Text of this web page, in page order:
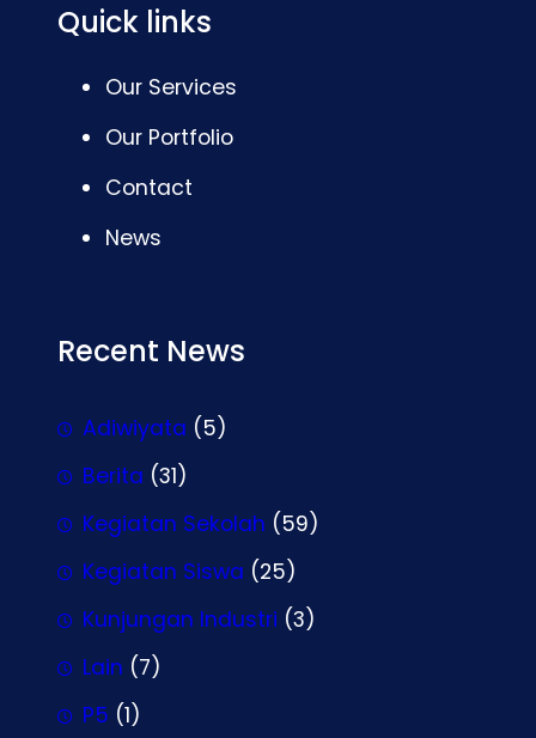
Quick links
Our Services
Our Portfolio
Contact
News
Recent News
Adiwiyata (5)
Berita (31)
Kegiatan Sekolah (59)
Kegiatan Siswa (25)
Kunjungan Industri (3)
Lain (7)
P5 (1)